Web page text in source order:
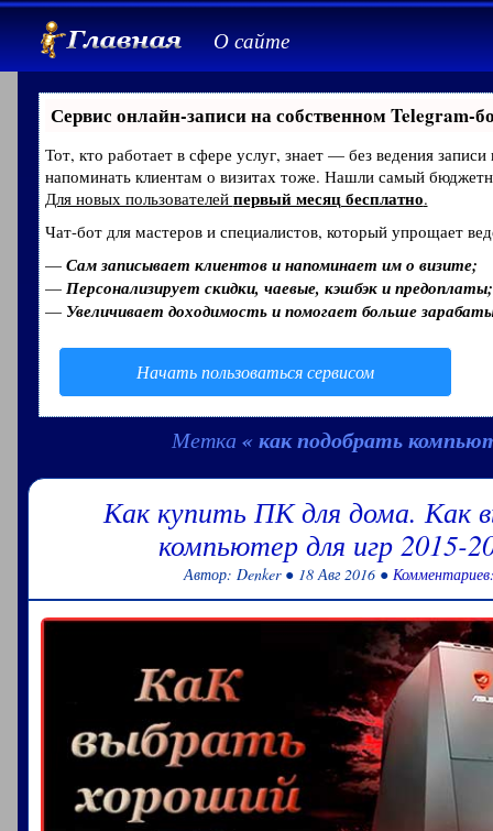
О сайте
Сервис онлайн-записи на собственном Telegram-
Тот, кто работает в сфере услуг, знает — без ведения
напоминать клиентам о визитах тоже. Нашли самый
Для новых пользователей первый месяц бесплатно.
Чат-бот для мастеров и специалистов, который упрощает
— Сам записывает клиентов и напоминает им о визите;
— Персонализирует скидки, чаевые, кэшбэк и предоплаты;
— Увеличивает доходимость и помогает больше
Начать пользоваться сервисом
Метка« как подобрать
Как купить ПК для дома. Как
компьютер для игр 2015-
Автор: Denker ● 18 Авг 2016 ●